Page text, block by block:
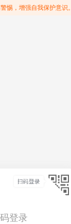
惕，增强自我保护意识。
登录